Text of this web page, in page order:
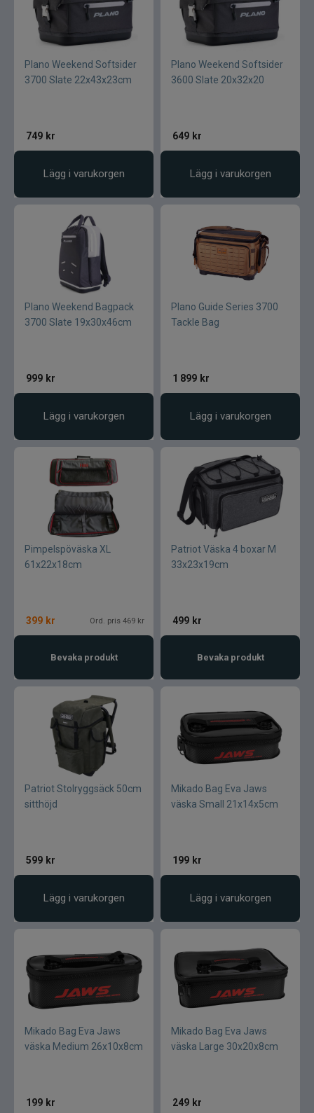
Plano Weekend Softsider
3700 Slate 22x43x23cm
749 kr
Lägg i varukorgen
Plano Weekend Softsider
3600 Slate 20x32x20
649 kr
Lägg i varukorgen
Plano Weekend Bagpack
3700 Slate 19x30x46cm
999 kr
Lägg i varukorgen
Plano Guide Series 3700
Tackle Bag
1 899 kr
Lägg i varukorgen
Pimpelspöväska XL
61x22x18cm
399 kr Ord. pris 469 kr
Bevaka produkt
Patriot Väska 4 boxar M
33x23x19cm
499 kr
Bevaka produkt
Patriot Stolryggsäck 50cm
sitthöjd
599 kr
Lägg i varukorgen
Mikado Bag Eva Jaws
väska Small 21x14x5cm
199 kr
Lägg i varukorgen
Mikado Bag Eva Jaws
väska Medium 26x10x8cm
199 kr
Mikado Bag Eva Jaws
väska Large 30x20x8cm
249 kr